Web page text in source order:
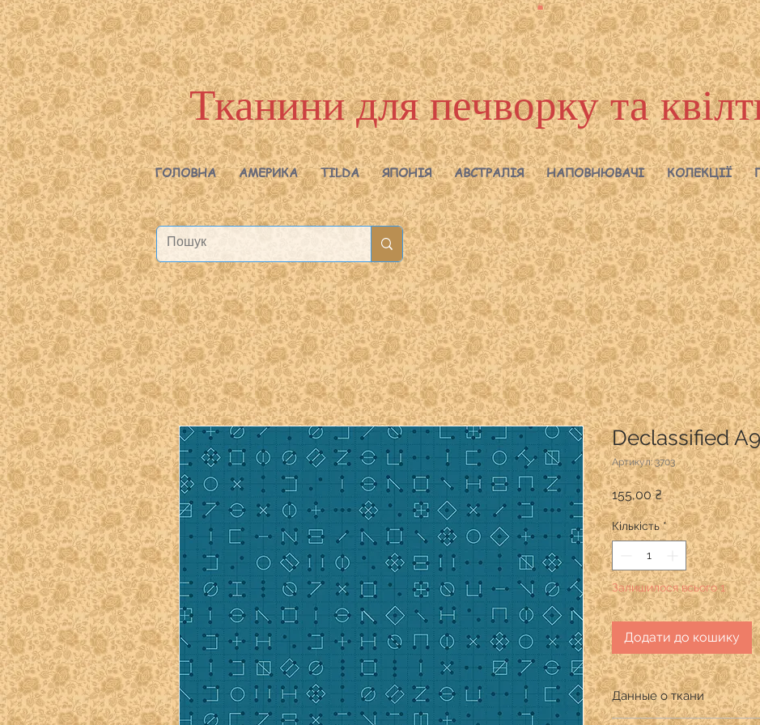
Тканини для печворку та
ГОЛОВНА АМЕРИКА TILDA ЯПОНІЯ АВСТРАЛІЯ НАПОВНЮВАЧІ КОЛЕКЦІЇ
Declassified
Артикул: 3703
155,00 ₴Ціна
Кількість *
Залишилося всього 1
Додати до кошику
Данные о ткани